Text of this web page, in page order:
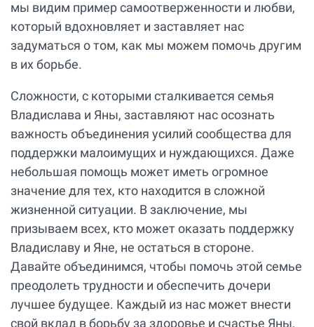
мы видим пример самоотверженности и любви,
который вдохновляет и заставляет нас
задуматься о том, как мы можем помочь другим
в их борьбе.
Сложности, с которыми сталкивается семья
Владислава и Яны, заставляют нас осознать
важность объединения усилий сообщества для
поддержки малоимущих и нуждающихся. Даже
небольшая помощь может иметь огромное
значение для тех, кто находится в сложной
жизненной ситуации. В заключение, мы
призываем всех, кто может оказать поддержку
Владиславу и Яне, не остаться в стороне.
Давайте объединимся, чтобы помочь этой семье
преодолеть трудности и обеспечить дочери
лучшее будущее. Каждый из нас может внести
свой вклад в борьбу за здоровье и счастье Яны,